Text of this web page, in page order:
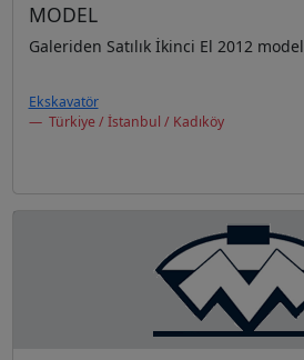
MODEL
Galeriden Satılık İkinci El 2012 model
Ekskavatör
Türkiye / İstanbul / Kadıköy